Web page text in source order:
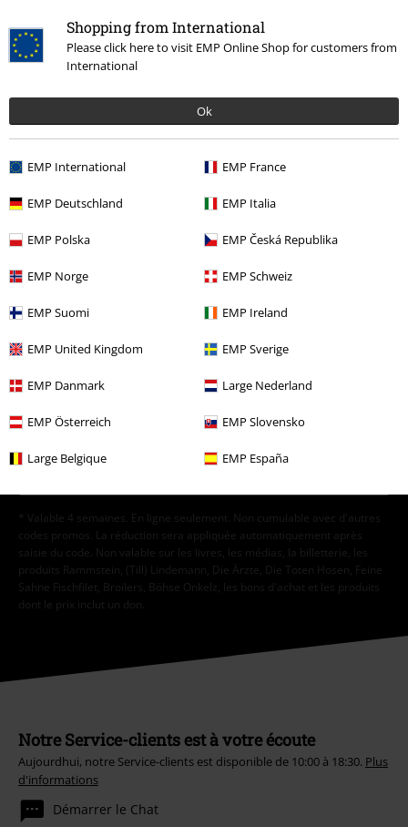
Shopping from International
Please click here to visit EMP Online Shop for customers from
International
Ok
EMP International EMP France
EMP Deutschland EMP Italia
EMP Polska EMP Česká Republika
EMP Norge EMP Schweiz
EMP Suomi EMP Ireland
EMP United Kingdom EMP Sverige
EMP Danmark Large Nederland
EMP Österreich EMP Slovensko
Large Belgique EMP España
Films & TV Films & TV TV-Séries Mode enfant
Promos % Femme Vêtements
Vêtements Enfant
E-Mail Newsletter
abonnant maintenant !
Plus d'informations
J’accepte de recevoir la newsletter d’EMP et que mes données
régulièrement des infos sur ses produits. Mes données seront traitées
selon la
. Je sais que je peux retirer mon
accord à tout moment en contactant EMP Mail Order UK Ltd.
Cliquer ici
pour me désabonner de la newsletter.
* Valable 4 semaines. En ligne seulement. Non cumulable avec d'autres
codes promos. La réduction sera appliquée automatiquement après
saisie du code. Non valable sur les livres, les médias, la billetterie, les
produits Rammstein, (Till) Lindemann, Die Ärzte, Die Toten Hosen, Feine
Sahne Fischfilet, Broilers, Böhse Onkelz, les bons d'achat et les produits
dont le prix inclut un don.
Notre Service-clients est à votre écoute
Aujourdhui, notre Service-clients est disponible de 10:00 à 18:30. Plus
d'informations
Démarrer le Chat